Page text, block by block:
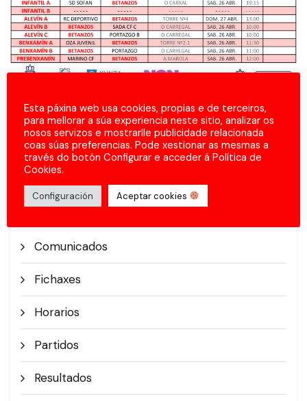
Categorías
Comunicados
Fichaxes
Horarios
Partidos
Resultados
Esta páxina web usa cookies, propias e de terceiros,
para mellorar a súa experiencia neste sitio, analizar os
nosos servizos e mostrarlle publicidade relacionada
coas súas preferencias. Pode xestionar as mesmas a
través do botón Configurar e acceder á Política de
Cookies.
Configuración Aceptar cookies